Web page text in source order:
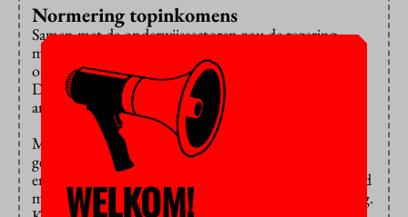
Normering topinkomens
Samen met de onderwijssectoren zou de regering
moeten uitzoeken of er een cao voor
onderwijsbestuurders in mbo, hbo en wo kan komen.
Daarin staat duidelijker omschreven wat hun
arbeidsvoorwaarden zijn.
Minister Bussemaker had vorige week in de Kamer
gewezen op de wet normering topinkomens, die
ervoor zal zorgen dat salarissen niet boven een bepaald
maximum uitkomen. Maar D66 vond dat niet genoeg.
WELKOM!